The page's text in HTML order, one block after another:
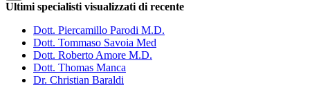
Ultimi specialisti visualizzati di recente
Dott. Piercamillo Parodi M.D.
Dott. Tommaso Savoia Med
Dott. Roberto Amore M.D.
Dott. Thomas Manca
Dr. Christian Baraldi